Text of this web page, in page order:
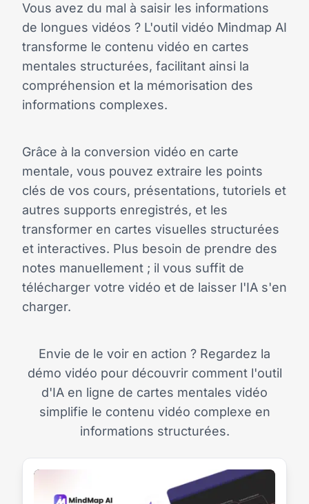
Vous avez du mal à saisir les informations
de longues vidéos ? L'outil vidéo Mindmap AI
transforme le contenu vidéo en cartes
mentales structurées, facilitant ainsi la
compréhension et la mémorisation des
informations complexes.
Grâce à la conversion vidéo en carte
mentale, vous pouvez extraire les points
clés de vos cours, présentations, tutoriels et
autres supports enregistrés, et les
transformer en cartes visuelles structurées
et interactives. Plus besoin de prendre des
notes manuellement ; il vous suffit de
télécharger votre vidéo et de laisser l'IA s'en
charger.
Envie de le voir en action ? Regardez la
démo vidéo pour découvrir comment l'outil
d'IA en ligne de cartes mentales vidéo
simplifie le contenu vidéo complexe en
informations structurées.